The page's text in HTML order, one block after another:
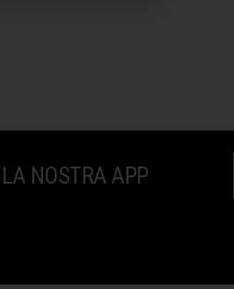
NOSTRA APP